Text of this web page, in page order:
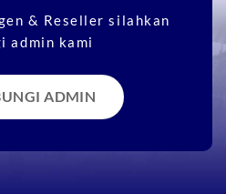
& Reseller silahkan
admin kami
ADMIN